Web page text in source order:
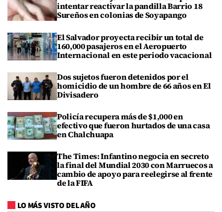
intentar reactivar la pandilla Barrio 18
Sureños en colonias de Soyapango
El Salvador proyecta recibir un total de
160,000 pasajeros en el Aeropuerto
Internacional en este periodo vacacional
Dos sujetos fueron detenidos por el
homicidio de un hombre de 66 años en El
Divisadero
Policía recupera más de $1,000 en
efectivo que fueron hurtados de una casa
en Chalchuapa
The Times: Infantino negocia en secreto
la final del Mundial 2030 con Marruecos a
cambio de apoyo para reelegirse al frente
de la FIFA
LO MÁS VISTO DEL AÑO